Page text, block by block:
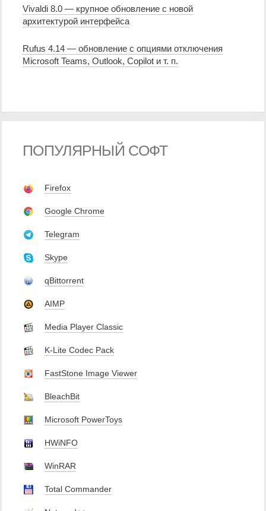
Vivaldi 8.0 — крупное обновление с новой
архитектурой интерфейса
Rufus 4.14 — обновление с опциями отключения
Microsoft Teams, Outlook, Copilot и т. п.
ПОПУЛЯРНЫЙ СОФТ
Firefox
Google Chrome
Telegram
Skype
qBittorrent
AIMP
Media Player Classic
K-Lite Codec Pack
FastStone Image Viewer
BleachBit
Microsoft PowerToys
HWiNFO
WinRAR
Total Commander